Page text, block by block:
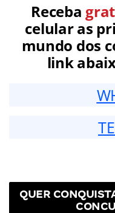
Receba
celular as
mundo dos
link
QUER